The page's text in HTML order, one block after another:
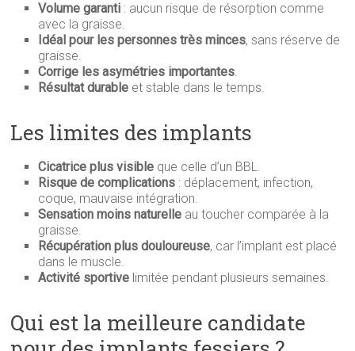
Volume garanti : aucun risque de résorption comme
avec la graisse.
Idéal pour les personnes très minces, sans réserve de
graisse.
Corrige les asymétries importantes.
Résultat durable et stable dans le temps.
Les limites des implants
Cicatrice plus visible que celle d’un BBL.
Risque de complications : déplacement, infection,
coque, mauvaise intégration.
Sensation moins naturelle au toucher comparée à la
graisse.
Récupération plus douloureuse, car l’implant est placé
dans le muscle.
Activité sportive limitée pendant plusieurs semaines.
Qui est la meilleure candidate